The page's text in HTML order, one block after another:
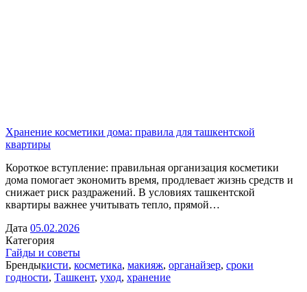
Хранение косметики дома: правила для ташкентской
квартиры
Короткое вступление: правильная организация косметики
дома помогает экономить время, продлевает жизнь средств и
снижает риск раздражений. В условиях ташкентской
квартиры важнее учитывать тепло, прямой…
Дата 05.02.2026
Категория
Гайды и советы
Брендыкисти, косметика, макияж, органайзер, сроки
годности, Ташкент, уход, хранение